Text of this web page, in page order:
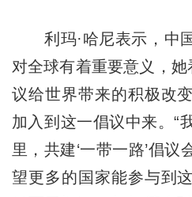
利玛·哈尼表示，中
对全球有着重要意义，她
议给世界带来的积极改
加入到这一倡议中来。“
里，共建‘一带一路’倡
望更多的国家能参与到